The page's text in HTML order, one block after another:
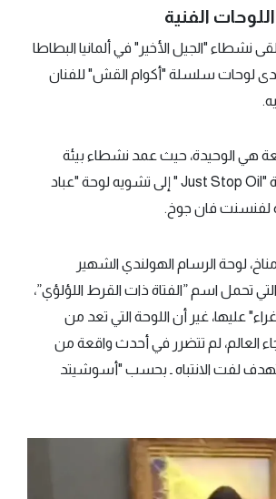
الفنية
"الجيل الأخير" في ألمانيا البطاطا
لوحات سلسلة "أكوام القش" للفنان
هي الوحيدة، حيث عمد نشطاء بيئة
بريطانيين من حركة "Just Stop Oil " إلى تشويه لوحة "عباد
لفنسنت فان جوخ.
لوحة الرسام الهولندي الشهير
تحمل اسم ”الفتاة ذات القرط اللؤلؤي”،
عليها، غير أن اللوحة التي تعد من
العالم، لم تتضرر في أحدث واقعة من
لفت الانتباه ـ بحسب "أسوشيتد